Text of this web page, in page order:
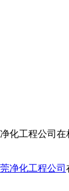
化工程公司
净化工程公司